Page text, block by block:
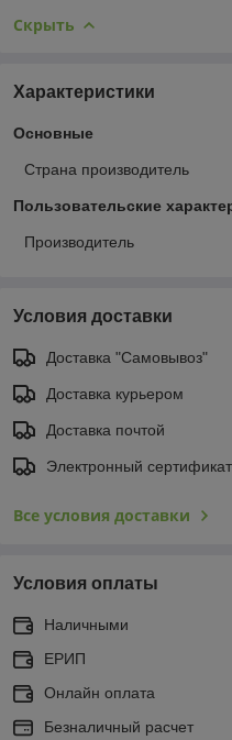
Скрыть
Характеристики
Основные
Страна производитель
Пользовательские
Производитель
Условия доставки
Доставка "Самовывоз"
Доставка курьером
Доставка почтой
Электронный сертификат
Все условия доставки
Условия оплаты
Наличными
ЕРИП
Онлайн оплата
Безналичный расчет